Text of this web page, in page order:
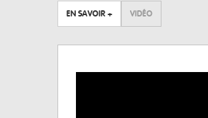
EN SAVOIR + VIDÉO